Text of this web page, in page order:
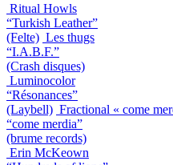
Ritual Howls
“Turkish Leather”
(Felte) Les thugs
“I.A.B.F.”
(Crash disques)
Luminocolor
“Résonances”
(Laybell) Fractional « come
“come merdia”
(brume records)
Erin McKeown